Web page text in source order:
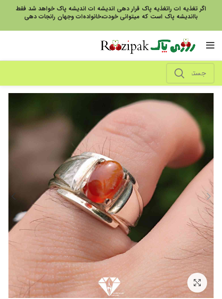
اگر تغذیه ات راتغذیه پاک قرار دهی اندیشه ات اندیشه پاک خواهد شد فقط
بااندیشه پاک است که میتوانی خودت،خانواده‌ات وجهان رانجات دهی
بزرگنمایی تصویر